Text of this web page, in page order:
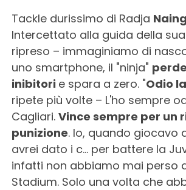
Tackle durissimo di Radja
Intercettato alla guida della
ripreso – immaginiamo di
uno smartphone, il "ninja"
inibitori e spara a zero. "Odio
ripete più volte – L'ho sempre
Cagliari. Vince sempre per un
punizione. Io, quando giocavo
avrei dato i c… per battere la
infatti non abbiamo mai perso
Stadium. Solo una volta che